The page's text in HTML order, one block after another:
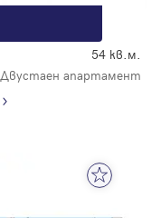
54 кв.м.
Двустаен апартамент